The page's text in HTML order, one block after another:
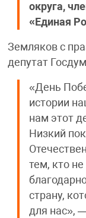
округа,
«Единая
Земляков с
депутат
«День
истории
нам этот
Низкий
тем, кто
страну,
для нас»,